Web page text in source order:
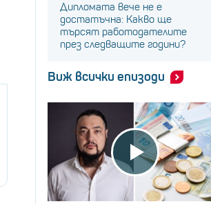
Дипломата вече не е
достатъчна: Какво ще
търсят работодателите
през следващите години?
Виж всички епизоди